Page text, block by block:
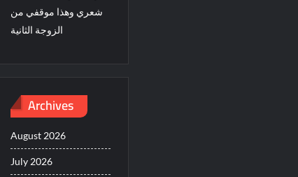
شعري وهذا موقفي من
الزوجة الثانية
Archives
August 2026
July 2026